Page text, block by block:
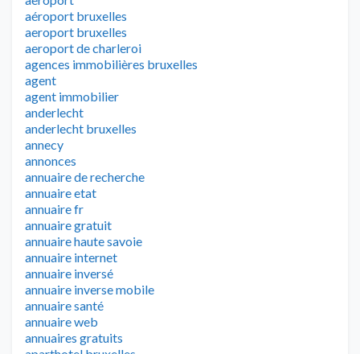
aéroport bruxelles
aeroport bruxelles
aeroport de charleroi
agences immobilières bruxelles
agent
agent immobilier
anderlecht
anderlecht bruxelles
annecy
annonces
annuaire de recherche
annuaire etat
annuaire fr
annuaire gratuit
annuaire haute savoie
annuaire internet
annuaire inversé
annuaire inverse mobile
annuaire santé
annuaire web
annuaires gratuits